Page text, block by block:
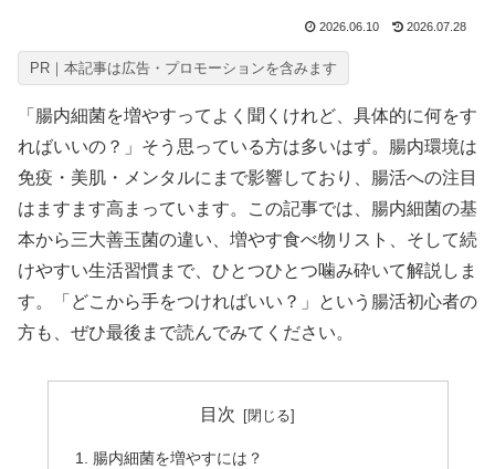
2026.06.10 2026.07.28
PR｜本記事は広告・プロモーションを含みます
「腸内細菌を増やすってよく聞くけれど、具体的に何をす
ればいいの？」そう思っている方は多いはず。腸内環境は
免疫・美肌・メンタルにまで影響しており、腸活への注目
はますます高まっています。この記事では、腸内細菌の基
本から三大善玉菌の違い、増やす食べ物リスト、そして続
けやすい生活習慣まで、ひとつひとつ噛み砕いて解説しま
す。「どこから手をつければいい？」という腸活初心者の
方も、ぜひ最後まで読んでみてください。
目次
腸内細菌を増やすには？